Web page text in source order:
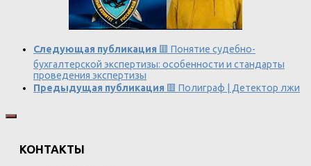
Следующая публикация 🟥 Понятие судебно-
бухгалтерской экспертизы: особенности и стандарты
проведения экспертизы
Предыдущая публикация 🟥 Полиграф | Детектор лжи
КОНТАКТЫ